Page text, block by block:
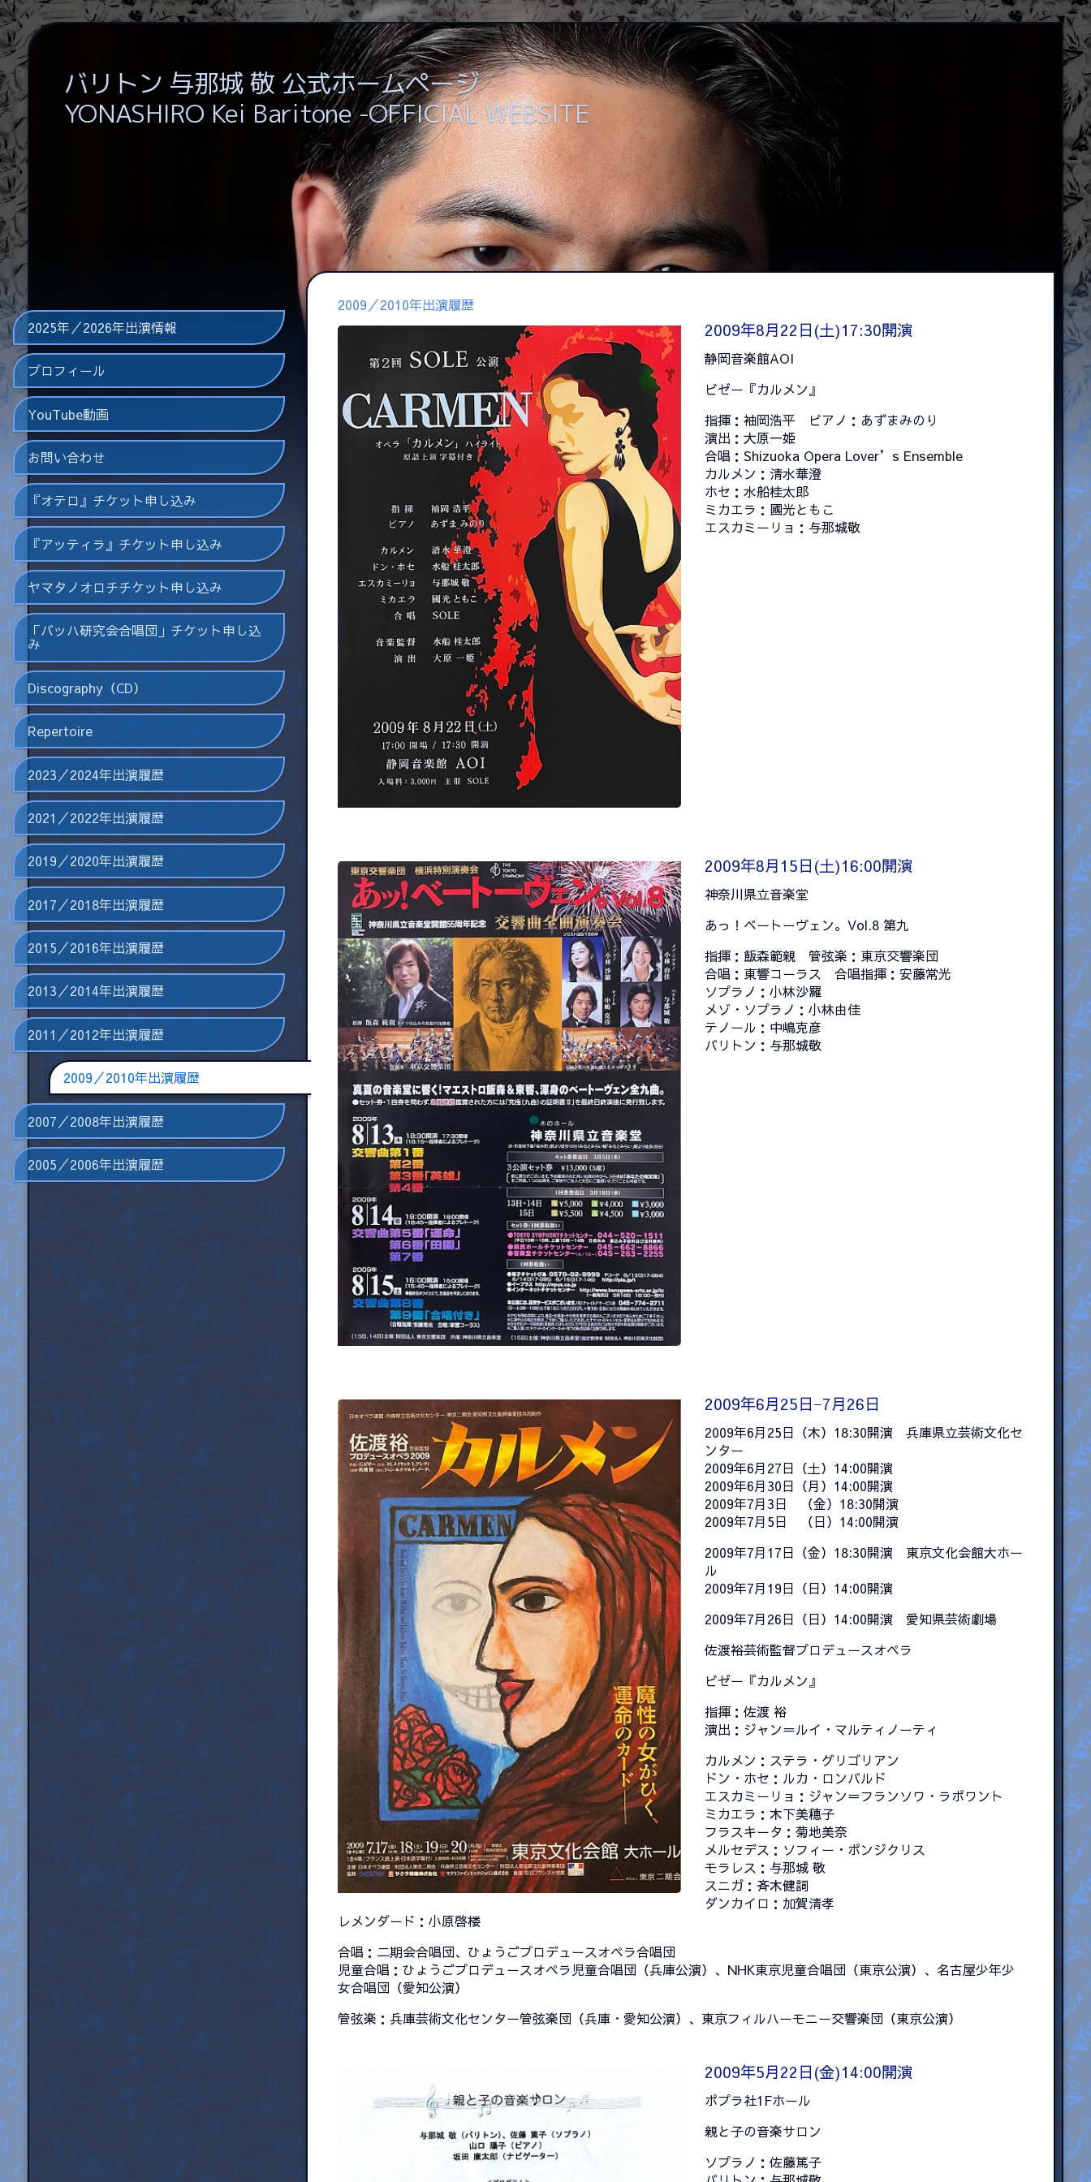
バリトン 与那城 敬 公式ホームページ
YONASHIRO Kei Baritone -OFFICIAL WEBSITE
2025年／2026年出演情報
プロフィール
YouTube動画
お問い合わせ
『オテロ』チケット申し込み
『アッティラ』チケット申し込み
ヤマタノオロチチケット申し込み
「バッハ研究会合唱団」チケット申し込
み
Discography（CD）
Repertoire
2023／2024年出演履歴
2021／2022年出演履歴
2019／2020年出演履歴
2017／2018年出演履歴
2015／2016年出演履歴
2013／2014年出演履歴
2011／2012年出演履歴
2009／2010年出演履歴
2007／2008年出演履歴
2005／2006年出演履歴
2009／2010年出演履歴
2009年8月22日(土)17:30開演
静岡音楽館AOI
ビゼー『カルメン』
指揮：袖岡浩平 ピアノ：あずまみのり
演出：大原一姫
合唱：Shizuoka Opera Lover’s Ensemble
カルメン：清水華澄
ホセ：水船桂太郎
ミカエラ：國光ともこ
エスカミーリョ：与那城敬
2009年8月15日(土)16:00開演
神奈川県立音楽堂
あっ！ベートーヴェン。Vol.8 第九
指揮：飯森範親 管弦楽：東京交響楽団
合唱：東響コーラス 合唱指揮：安藤常光
ソプラノ：小林沙羅
メゾ・ソプラノ：小林由佳
テノール：中嶋克彦
バリトン：与那城敬
2009年6月25日−7月26日
2009年6月25日（木）18:30開演 兵庫県立芸術文化セ
ンター
2009年6月27日（土）14:00開演
2009年6月30日（月）14:00開演
2009年7月3日 （金）18:30開演
2009年7月5日 （日）14:00開演
2009年7月17日（金）18:30開演 東京文化会館大ホー
ル
2009年7月19日（日）14:00開演
2009年7月26日（日）14:00開演 愛知県芸術劇場
佐渡裕芸術監督プロデュースオペラ
ビゼー『カルメン』
指揮：佐渡 裕
演出：ジャン＝ルイ・マルティノーティ
カルメン：ステラ・グリゴリアン
ドン・ホセ：ルカ・ロンバルド
エスカミーリョ：ジャン＝フランソワ・ラポワント
ミカエラ：木下美穂子
フラスキータ：菊地美奈
メルセデス：ソフィー・ポンジクリス
モラレス：与那城 敬
スニガ：斉木健詞
ダンカイロ：加賀清孝
レメンダード：小原啓楼
合唱：二期会合唱団、ひょうごプロデュースオペラ合唱団
児童合唱：ひょうごプロデュースオペラ児童合唱団（兵庫公演）、NHK東京児童合唱団（東京公演）、名古屋少年少
女合唱団（愛知公演）
管弦楽：兵庫芸術文化センター管弦楽団（兵庫・愛知公演）、東京フィルハーモニー交響楽団（東京公演）
2009年5月22日(金)14:00開演
ポプラ社1Fホール
親と子の音楽サロン
ソプラノ：佐藤篤子